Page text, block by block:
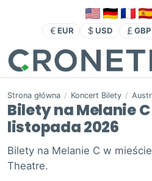
EUR USD GBP
Strona główna / Koncert Bilety /
Bilety na Melanie
listopada 2026
Bilety na Melanie C w
Theatre.